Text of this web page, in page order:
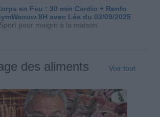
en Feu : 30 min Cardio + Renfo
8H avec Léa du 03/09/2025
Sport pour maigrir à la maison
des aliments Voir tout